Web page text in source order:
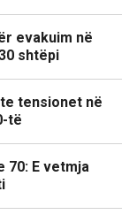
evakuim në
shtëpi
tensionet në
të
70: E vetmja